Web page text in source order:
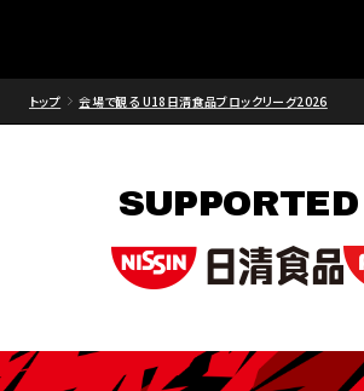
トップ 会場で観る U18日清食品ブロックリーグ2026